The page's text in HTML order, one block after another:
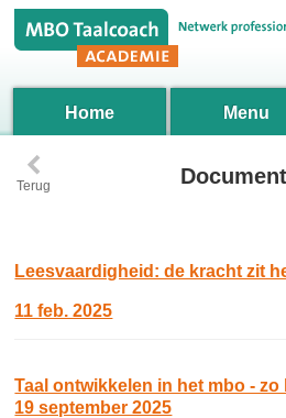
Home Menu
‹
Terug
Leesvaardigheid: de kracht zit
11 feb. 2025
Taal ontwikkelen in het mbo -
19 september 2025